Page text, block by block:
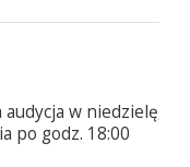
w niedzielę,
po godz. 18:00